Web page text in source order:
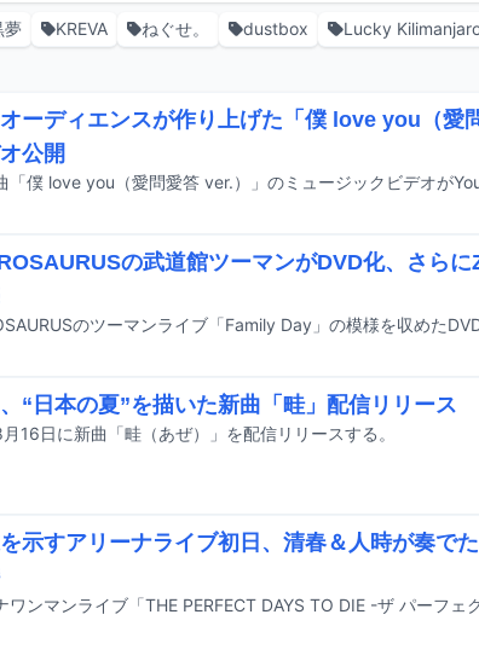
夢 KREVA ねぐせ。 dustbox Lucky
ーディエンスが作り上げた「僕 love you（愛
公開
「僕 love you（愛問愛答 ver.）」のミュージックビデオが
の武道館ツーマンがDVD化、さら
“日本の夏”を描いた新曲「畦」配信リリース
16日に新曲「畦（あぜ）」を配信リリースする。
示すアリーナライブ初日、清春＆人時が奏で